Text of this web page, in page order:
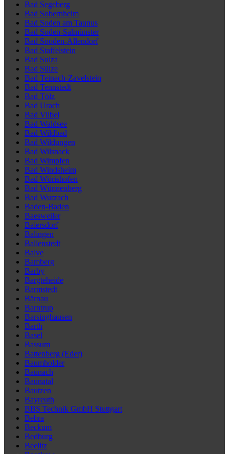
Bad Segeberg
Bad Sobernheim
Bad Soden am Taunus
Bad Soden-Salmünster
Bad Sooden-Allendorf
Bad Staffelstein
Bad Sulza
Bad Sülze
Bad Teinach-Zavelstein
Bad Tennstedt
Bad Tölz
Bad Urach
Bad Vilbel
Bad Waldsee
Bad Wildbad
Bad Wildungen
Bad Wilsnack
Bad Wimpfen
Bad Windsheim
Bad Wörishofen
Bad Wünnenberg
Bad Wurzach
Baden-Baden
Baesweiler
Baiersdorf
Balingen
Ballenstedt
Balve
Bamberg
Barby
Bargteheide
Barmstedt
Bärnau
Barntrup
Barsinghausen
Barth
Basel
Bassum
Battenberg (Eder)
Baumholder
Baunach
Baunatal
Bautzen
Bayreuth
BBS Technik GmbH Stuttgart
Bebra
Beckum
Bedburg
Beelitz